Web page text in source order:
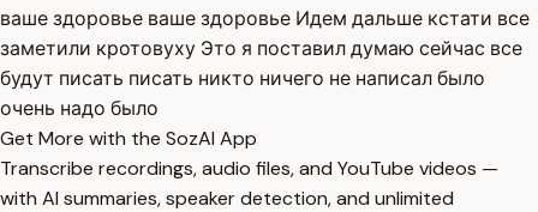
ваше здоровье ваше здоровье Идем дальше кстати все
заметили кротовуху Это я поставил думаю сейчас все
будут писать писать никто ничего не написал было
очень надо было
Get More with the SozAI App
Transcribe recordings, audio files, and YouTube videos —
with AI summaries, speaker detection, and unlimited